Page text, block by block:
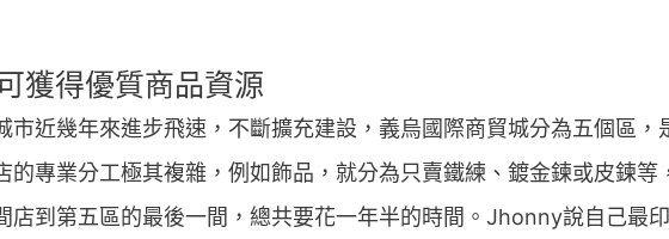
獲得優質商品資源
市近幾年來進步飛速，不斷擴充建設，義烏國際商貿城分為五個區
的專業分工極其複雜，例如飾品，就分為只賣鐵練、鍍金鍊或皮鍊
店到第五區的最後一間，總共要花一年半的時間。Jhonny說自己最